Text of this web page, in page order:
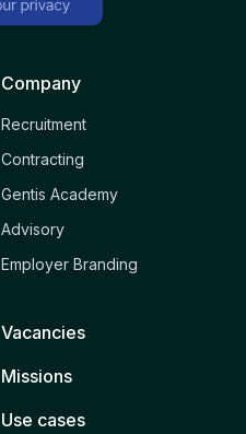
Company
Recruitment
Contracting
Gentis Academy
Advisory
Employer Branding
Vacancies
Missions
Use cases